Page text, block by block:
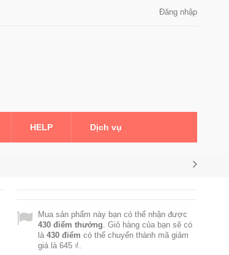
Đăng nhập
HELP Dịch vụ
Mua sản phẩm này bạn có thể nhận được
430điểm thưởng. Giỏ hàng của bạn sẽ có
là 430điểm có thể chuyển thành mã giảm
giá là 645 ₫.